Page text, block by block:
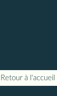
Retour à l'accueil